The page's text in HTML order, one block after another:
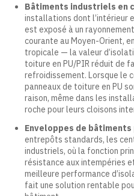
Bâtiments industriels en
installations dont l’intérieur
est exposé à un
courante au Moyen-Orient,
tropicale — la valeur
toiture en PU/PIR réduit de
refroidissement. Lorsque le
panneaux de toiture en PU
raison, même dans les
roche pour leurs cloisons
Enveloppes de
entrepôts standards, les
industriels, où la fonction
résistance aux intempéries
meilleure performance
fait une solution rentable